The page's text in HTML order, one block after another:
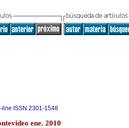
line ISSN 2301-1548
ene. 2010